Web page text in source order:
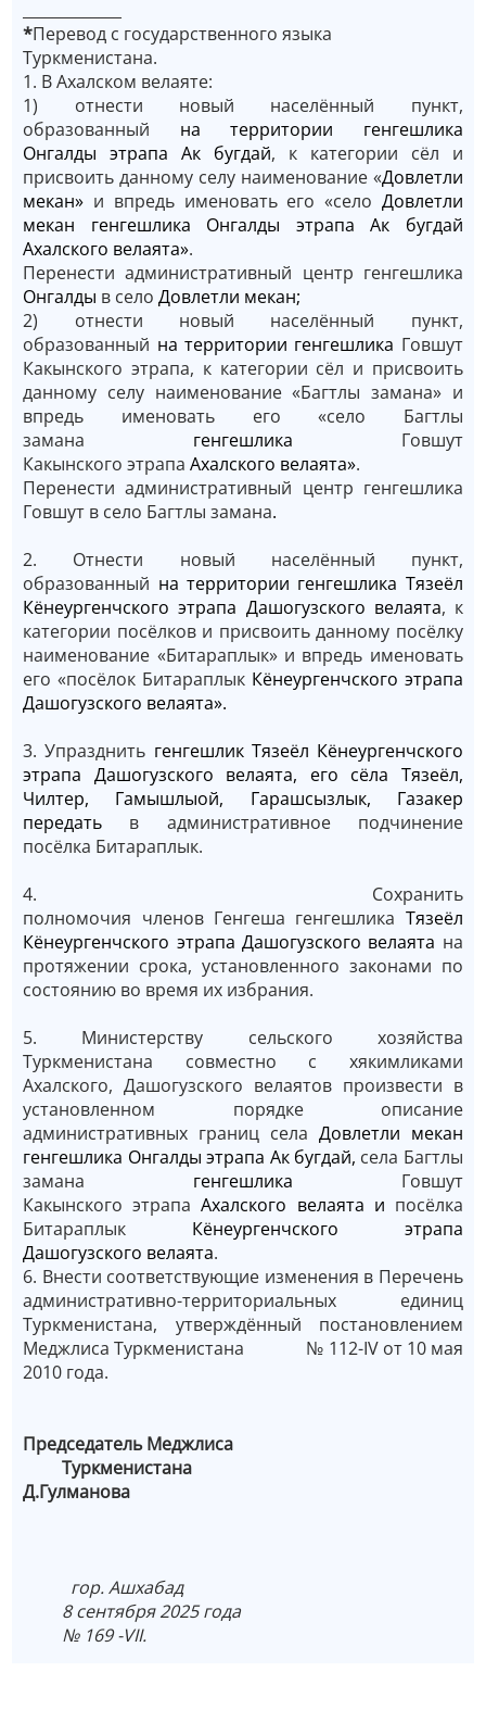
*Перевод с государственного языка
Туркменистана.
1. В Ахалском велаяте:
1) отнести новый населённый пункт,
образованный на территории генгешлика
Онгалды этрапа Ак бугдай,
к категории сёл и
присвоить данному селу наименование «Довлетли
мекан» и впредь именовать его «село Довлетли
мекан
генгешлика Онгалды этрапа Ак бугдай
Ахалского велаята».
Перенести административный центр генгешлика
Онгалды в селоДовлетли мекан;
2) отнести новый населённый пункт,
образованный на территории генгешлика Говшут
Какынского этрапа, к категории сёл и присвоить
данному селу наименование «Багтлы заманa» и
впредь именовать его «село Багтлы
заманa генгешлика Говшут
Какынского этрапаАхалского велаята».
Перенести административный центр генгешлика
Говшут в село Багтлы заманa.
2. Отнести новый населённый пункт,
образованный на территории генгешлика Тязеёл
Кёнеургенчского этрапа Дашогузского велаята, к
категории посёлков и присвоить данному посёлку
наименование «Битараплык» и впредь именовать
его «посёлок Битараплык Кёнеургенчского этрапа
Дашогузского велаята».
3. Упразднить генгешлик Тязеёл Кёнеургенчского
этрапа Дашогузского велаята, его сёла Тязеёл,
Чилтер, Гамышлыой, Гарашсызлык, Газакер
передать в административное подчинение
посёлка Битараплык.
4. Сохранить
полномочия членов Генгеша генгешлика Тязеёл
Кёнеургенчского этрапа Дашогузского велаята на
протяжении срока, установленного законами по
состоянию во время их избрания.
5. Министерству сельского хозяйства
Туркменистана совместно с хякимликами
Ахалского, Дашогузского велаятов произвести в
установленном порядке описание
административных границ села Довлетли мекан
генгешлика Онгалды этрапа Ак бугдай, села Багтлы
заманa генгешлика Говшут
Какынского этрапаАхалского велаята и посёлка
Битараплык Кёнеургенчского этрапа
Дашогузского велаята.
6. Внести соответствующие изменения в Перечень
административно-территориальных единиц
Туркменистана, утверждённый постановлением
Меджлиса Туркменистана № 112-IV от 10 мая
2010 года.
Председатель Меджлиса
Туркменистана
Д.Гулманова
гор. Ашхабад
8 сентября 2025 года
№ 169 -VII.